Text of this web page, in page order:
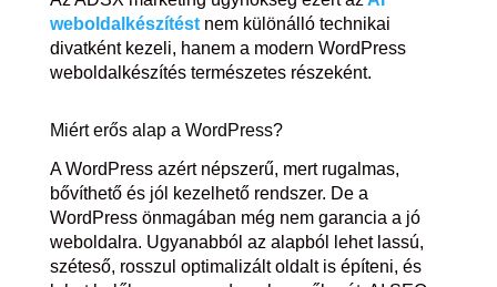
weboldalkészítést nem különálló technikai
divatként kezeli, hanem a modern WordPress
weboldalkészítés természetes részeként.
Miért erős alap a WordPress?
A WordPress azért népszerű, mert rugalmas,
bővíthető és jól kezelhető rendszer. De a
WordPress önmagában még nem garancia a jó
weboldalra. Ugyanabból az alapból lehet lassú,
széteső, rosszul optimalizált oldalt is építeni, és